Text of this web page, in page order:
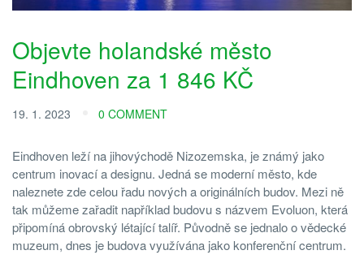
Objevte holandské město
Eindhoven za 1 846 KČ
19. 1. 2023 0 COMMENT
Eindhoven leží na jihovýchodě Nizozemska, je známý jako
centrum inovací a designu. Jedná se moderní město, kde
naleznete zde celou řadu nových a originálních budov. Mezi ně
tak můžeme zařadit například budovu s názvem Evoluon, která
připomíná obrovský létající talíř. Původně se jednalo o vědecké
muzeum, dnes je budova využívána jako konferenční centrum.